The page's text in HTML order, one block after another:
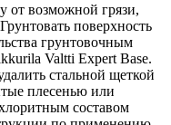
от возможной грязи,
поверхность
грунтовочным
Valtti Expert Base.
стальной щеткой
плесенью или
составом